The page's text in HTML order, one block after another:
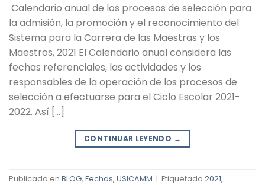
Calendario anual de los procesos de selección para
la admisión, la promoción y el reconocimiento del
Sistema para la Carrera de las Maestras y los
Maestros, 2021 El Calendario anual considera las
fechas referenciales, las actividades y los
responsables de la operación de los procesos de
selección a efectuarse para el Ciclo Escolar 2021-
2022. Así […]
CONTINUAR LEYENDO →
Publicado en BLOG, Fechas, USICAMM | Etiquetado 2021,